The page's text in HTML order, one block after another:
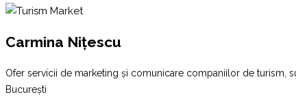
Carmina Nițescu
Ofer servicii de marketing și comunicare companiilor de turism,
București